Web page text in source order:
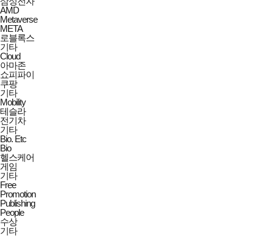
AMD
Metaverse
META
로블록스
기타
Cloud
아마존
쇼피파이
쿠팡
기타
Mobility
테슬라
전기차
기타
Bio. Etc
Bio
헬스케어
게임
기타
Free
Promotion
Publishing
People
수상
기타